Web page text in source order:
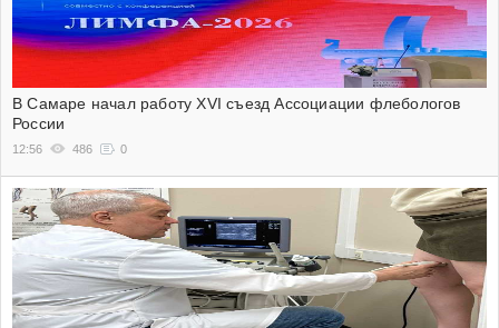
В Самаре начал работу XVI съезд Ассоциации флебологов
России
12:56 486 0